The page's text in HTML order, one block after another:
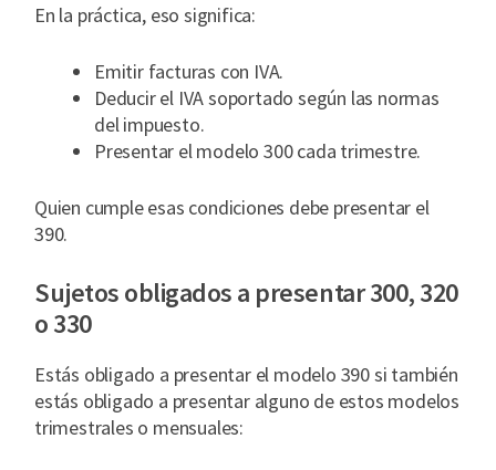
En la práctica, eso significa:
Emitir facturas con IVA.
Deducir el IVA soportado según las normas
del impuesto.
Presentar el modelo 300 cada trimestre.
Quien cumple esas condiciones debe presentar el
390.
Sujetos obligados a presentar 300, 320
o 330
Estás obligado a presentar el modelo 390 si también
estás obligado a presentar alguno de estos modelos
trimestrales o mensuales: